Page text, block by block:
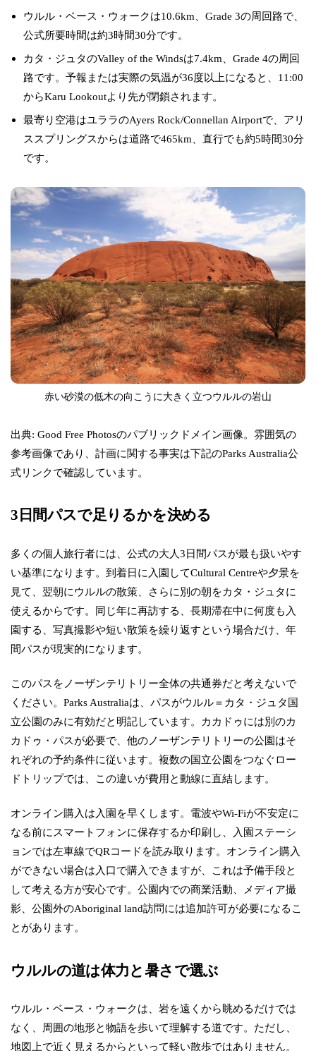
ウルル・ベース・ウォークは10.6km、Grade 3の周回路で、
公式所要時間は約3時間30分です。
カタ・ジュタのValley of the Windsは7.4km、Grade 4の周回
路です。予報または実際の気温が36度以上になると、11:00
からKaru Lookoutより先が閉鎖されます。
最寄り空港はユララのAyers Rock/Connellan Airportで、アリ
ススプリングスからは道路で465km、直行でも約5時間30分
です。
赤い砂漠の低木の向こうに大きく立つウルルの岩山
出典: Good Free Photosのパブリックドメイン画像。雰囲気の
参考画像であり、計画に関する事実は下記のParks Australia公
式リンクで確認しています。
3日間パスで足りるかを決める
多くの個人旅行者には、公式の大人3日間パスが最も扱いやす
い基準になります。到着日に入園してCultural Centreや夕景を
見て、翌朝にウルルの散策、さらに別の朝をカタ・ジュタに
使えるからです。同じ年に再訪する、長期滞在中に何度も入
園する、写真撮影や短い散策を繰り返すという場合だけ、年
間パスが現実的になります。
このパスをノーザンテリトリー全体の共通券だと考えないで
ください。Parks Australiaは、パスがウルル＝カタ・ジュタ国
立公園のみに有効だと明記しています。カカドゥには別のカ
カドゥ・パスが必要で、他のノーザンテリトリーの公園はそ
れぞれの予約条件に従います。複数の国立公園をつなぐロー
ドトリップでは、この違いが費用と動線に直結します。
オンライン購入は入園を早くします。電波やWi-Fiが不安定に
なる前にスマートフォンに保存するか印刷し、入園ステーシ
ョンでは左車線でQRコードを読み取ります。オンライン購入
ができない場合は入口で購入できますが、これは予備手段と
して考える方が安心です。公園内での商業活動、メディア撮
影、公園外のAboriginal land訪問には追加許可が必要になるこ
とがあります。
ウルルの道は体力と暑さで選ぶ
ウルル・ベース・ウォークは、岩を遠くから眺めるだけでは
なく、周囲の地形と物語を歩いて理解する道です。ただし、
地図上で近く見えるからといって軽い散歩ではありません。